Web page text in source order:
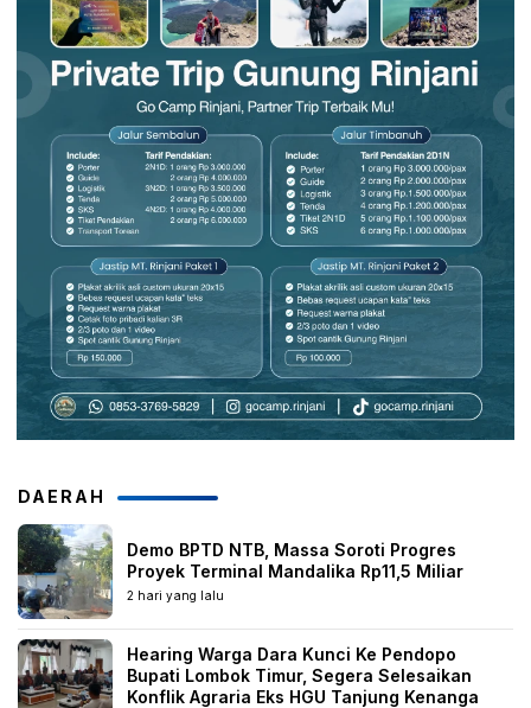
DAERAH
Demo BPTD NTB, Massa Soroti Progres
Proyek Terminal Mandalika Rp11,5 Miliar
2 hari yang lalu
Hearing Warga Dara Kunci Ke Pendopo
Bupati Lombok Timur, Segera Selesaikan
Konflik Agraria Eks HGU Tanjung Kenanga